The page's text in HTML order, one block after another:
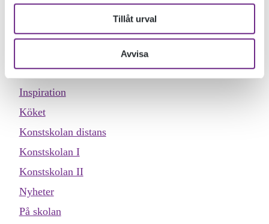
Tillåt urval
Avvisa
Dokumentärfilmskolan
Dokumentärfilmskolan distans
Evenemang
Inspiration
Köket
Konstskolan distans
Konstskolan I
Konstskolan II
Nyheter
På skolan